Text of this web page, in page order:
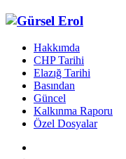
Hakkımda
CHP Tarihi
Elazığ Tarihi
Basından
Güncel
Kalkınma Raporu
Özel Dosyalar